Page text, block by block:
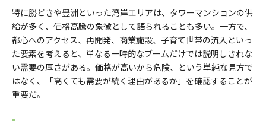
特に勝どきや豊洲といった湾岸エリアは、タワーマンションの供
給が多く、価格高騰の象徴として語られることも多い。一方で、
都心へのアクセス、再開発、商業施設、子育て世帯の流入といっ
た要素を考えると、単なる一時的なブームだけでは説明しきれな
い需要の厚さがある。価格が高いから危険、という単純な見方で
はなく、「高くても需要が続く理由があるか」を確認することが
重要だ。